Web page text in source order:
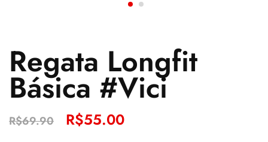
Regata Longfit
Básica #Vici
R$69.90 R$55.00